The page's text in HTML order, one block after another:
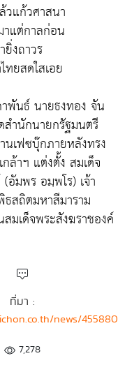
วแก้วศาสนา
แต่กาลก่อน
งถาวร
ยสดใสเอย
พันธ์ นายธงทอง จัน
ำนักนายกรัฐมนตรี
นเฟซบุ๊กภายหลังทรง
ล้าฯ แต่งตั้ง สมเด็จ
อัมพร อมฺพโร) เจ้า
สถิตมหาสีมาราม
สมเด็จพระสังฆราชองค์
ที่มา :
news/455880
7,278